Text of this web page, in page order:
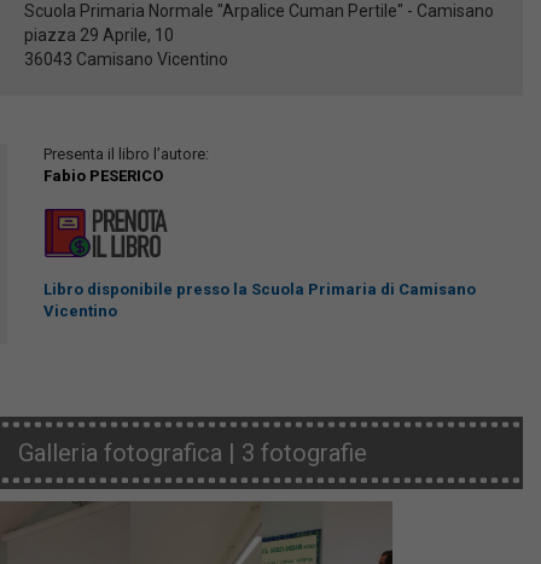
Scuola Primaria Normale "Arpalice Cuman Pertile" - Camisano
piazza 29 Aprile, 10
36043 Camisano Vicentino
Presenta il libro l’autore:
Fabio PESERICO
Libro disponibile presso la Scuola Primaria di Camisano
Vicentino
Galleria fotografica | 3 fotografie